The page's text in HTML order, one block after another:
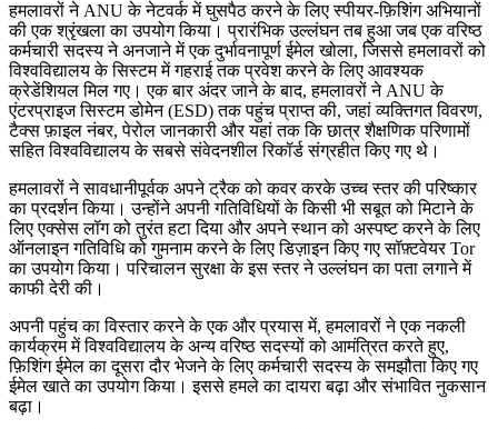
हमलावरों ने ANU के नेटवर्क में घुसपैठ करने के लिए स्पीयर-फ़िशिंग अभियानों
की एक श्रृंखला का उपयोग किया। प्रारंभिक उल्लंघन तब हुआ जब एक वरिष्ठ
कर्मचारी सदस्य ने अनजाने में एक दुर्भावनापूर्ण ईमेल खोला, जिससे हमलावरों को
विश्वविद्यालय के सिस्टम में गहराई तक प्रवेश करने के लिए आवश्यक
क्रेडेंशियल मिल गए। एक बार अंदर जाने के बाद, हमलावरों ने ANU के
एंटरप्राइज सिस्टम डोमेन (ESD) तक पहुंच प्राप्त की, जहां व्यक्तिगत विवरण,
टैक्स फ़ाइल नंबर, पेरोल जानकारी और यहां तक ​​कि छात्र शैक्षणिक परिणामों
सहित विश्वविद्यालय के सबसे संवेदनशील रिकॉर्ड संग्रहीत किए गए थे।
हमलावरों ने सावधानीपूर्वक अपने ट्रैक को कवर करके उच्च स्तर की परिष्कार
का प्रदर्शन किया। उन्होंने अपनी गतिविधियों के किसी भी सबूत को मिटाने के
लिए एक्सेस लॉग को तुरंत हटा दिया और अपने स्थान को अस्पष्ट करने के लिए
ऑनलाइन गतिविधि को गुमनाम करने के लिए डिज़ाइन किए गए सॉफ़्टवेयर Tor
का उपयोग किया। परिचालन सुरक्षा के इस स्तर ने उल्लंघन का पता लगाने में
काफी देरी की।
अपनी पहुंच का विस्तार करने के एक और प्रयास में, हमलावरों ने एक नकली
कार्यक्रम में विश्वविद्यालय के अन्य वरिष्ठ सदस्यों को आमंत्रित करते हुए,
फ़िशिंग ईमेल का दूसरा दौर भेजने के लिए कर्मचारी सदस्य के समझौता किए गए
ईमेल खाते का उपयोग किया। इससे हमले का दायरा बढ़ा और संभावित नुकसान
बढ़ा।